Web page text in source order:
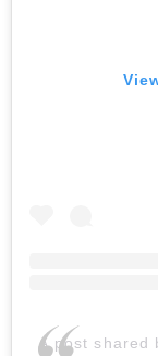
A post shared